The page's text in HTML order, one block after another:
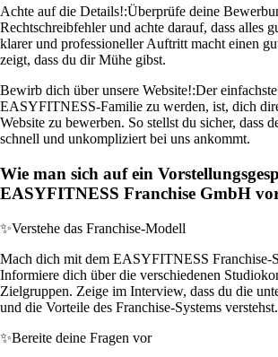
Achte auf die Details!:Überprüfe deine
Rechtschreibfehler und achte darauf, dass alles
klarer und professioneller Auftritt macht einen
zeigt, dass du dir Mühe gibst.
Bewirb dich über unsere Website!:Der
EASYFITNESS-Familie zu werden, ist, dich
Website zu bewerben. So stellst du sicher, dass
schnell und unkompliziert bei uns ankommt.
Wie man sich auf ein
EASYFITNESS Franchise GmbH
✨Verstehe das Franchise-Modell
Mach dich mit dem EASYFITNESS Franchise-
Informiere dich über die verschiedenen
Zielgruppen. Zeige im Interview, dass du die
und die Vorteile des Franchise-Systems verstehst.
✨Bereite deine Fragen vor